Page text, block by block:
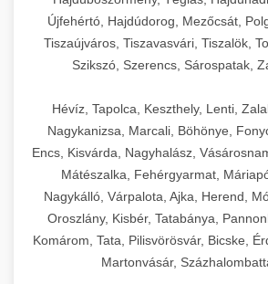
Újfehértó, Hajdúdorog, Mezőcsát,
Tiszaújváros, Tiszavasvári, Tiszalök,
Szikszó, Szerencs, Sárospatak,
Hévíz, Tapolca, Keszthely, Lenti,
Nagykanizsa, Marcali, Böhönye,
Encs, Kisvárda, Nagyhalász,
Mátészalka, Fehérgyarmat,
Nagykálló, Várpalota, Ajka, Herend,
Oroszlány, Kisbér, Tatabánya,
Komárom, Tata, Pilisvörösvár, Bicske,
Martonvásár,